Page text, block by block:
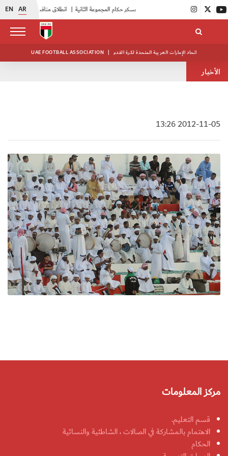
EN AR |
UAE FOOTBALL ASSOCIATION | اتحاد الإمارات العربية المتحدة لكرة القدم
الأخبار
2012-11-05 13:26
مركز المعلومات
قسم التعليم.
الاهتمام بالمشاركة في الصالات ، الشاطئية والنسائية
الحكام